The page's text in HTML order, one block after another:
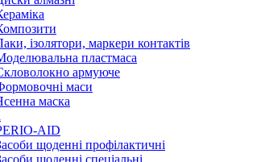
ізолятори, маркери контактів
пластмаса
армуюче
маси
маска
AID
щоденні профілактичні
щоденні спеціальні